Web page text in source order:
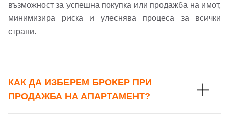
възможност за успешна покупка или продажба на имот,
минимизира риска и улеснява процеса за всички
страни.
КАК ДА ИЗБЕРЕМ БРОКЕР ПРИ
ПРОДАЖБА НА АПАРТАМЕНТ?